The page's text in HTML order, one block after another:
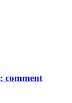
comment